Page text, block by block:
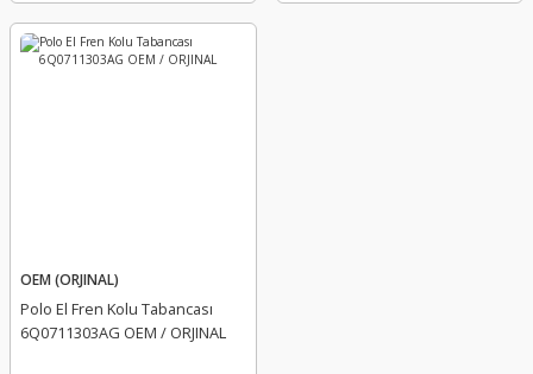
OEM (ORJINAL)
Polo El Fren Kolu Tabancası
6Q0711303AG OEM / ORJINAL